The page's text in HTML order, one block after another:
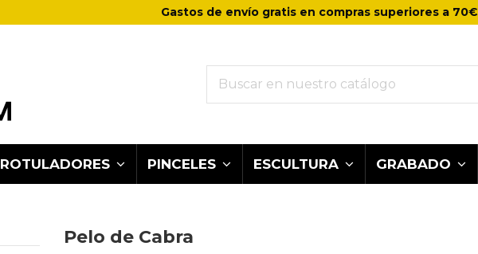
Gastos de envío gratis en compras superiores a 70€
ROTULADORES PINCELES ESCULTURA GRABADO
Pelo de Cabra